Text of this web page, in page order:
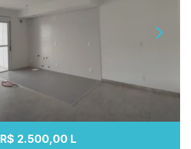
R$ 2.500,00 L